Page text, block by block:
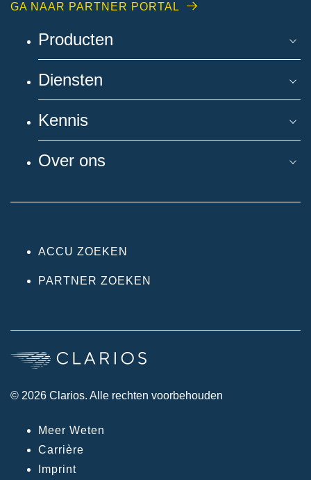
GA NAAR PARTNER PORTAL
Producten
Diensten
Kennis
Over ons
ACCU ZOEKEN
PARTNER ZOEKEN
© 2026 Clarios. Alle rechten voorbehouden
Meer Weten
Carrière
Imprint